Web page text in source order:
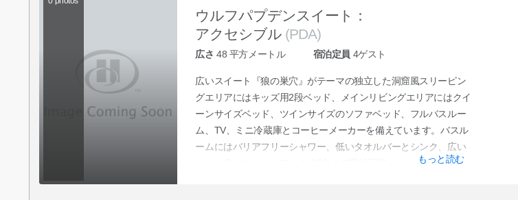
ウルフパプデンスイート：
アクセシブル (PDA)
広さ 48 平方メートル 宿泊定員 4ゲスト
広いスイート『狼の巣穴』がテーマの独立した洞窟風スリーピン
グエリアにはキッズ用2段ベッド、メインリビングエリアにはクイ
ーンサイズベッド、ツインサイズのソファベッド、フルバスルー
ム、TV、ミニ冷蔵庫とコーヒーメーカーを備えています。バスル
ームにはバリアフリーシャワー、低いタオルバーとシンク、広い
もっと読む